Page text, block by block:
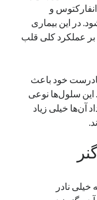
و
در این بیماری
بر عملکرد کلی قلب
خود باعث
سلول‌ها نوعی
آن‌ها خیلی زیاد
خیلی نادر